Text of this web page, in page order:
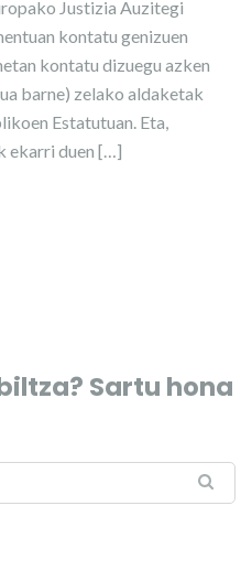
Justizia Auzitegi
kontatu genizuen
kontatu dizuegu azken
barne) zelako aldaketak
Estatutuan. Eta,
ekarri duen […]
Sartu hona